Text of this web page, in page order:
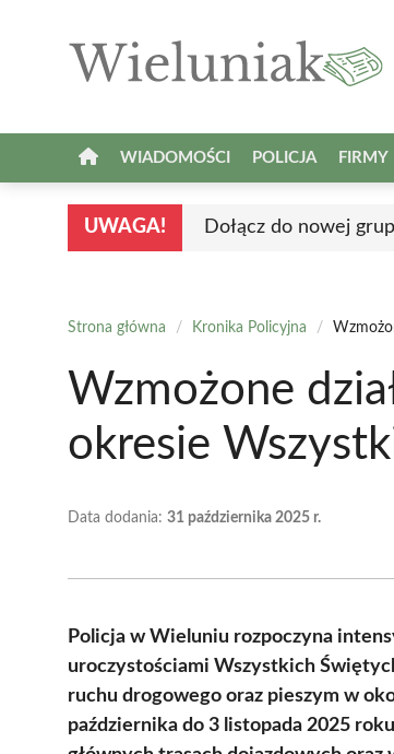
WIADOMOŚCI POLICJA FIRMY
UWAGA! Dołącz do nowej
Strona główna / Kronika Policyjna /
Wzmożone
okresie
Data dodania: 31 października 2025 r.
Policja w Wieluniu rozpoczyna
uroczystościami Wszystkich
ruchu drogowego oraz pieszym w
października do 3 listopada 2025